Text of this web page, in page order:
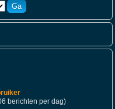
berichten per dag)